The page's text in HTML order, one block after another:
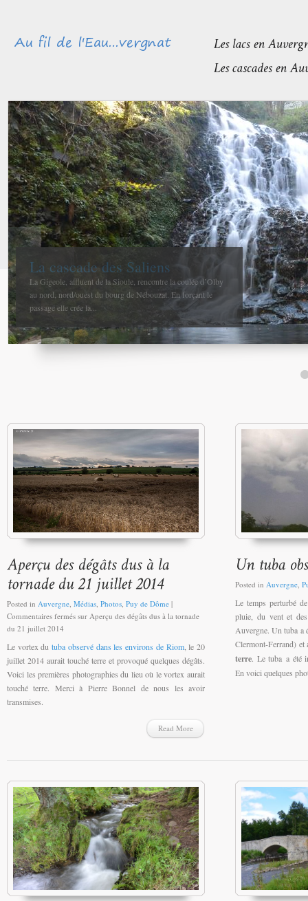
Méandres et boires de la Sioule
avant de rejoindre l’Allier
La confluence entre la Sioule et l’Allier se fait entre Contigny
et La Ferté-Hauterive peu après Saint-Pourçain sur-Sioule à...
Posted in Auvergne, Médias, Photos, Puy de Dôme |
Commentaires fermés sur Aperçu des dégâts dus à la tornade
du 21 juillet 2014
Le vortex dutuba observé dans les environs de Riom, le 20
juillet 2014 aurait touché terre et provoqué quelques dégâts.
Voici les premières photographies du lieu où le vortex aurait
touché terre. Merci à Pierre Bonnel de nous les avoir
transmises.
Read More
Posted in Auvergne
Le temps perturbé
pluie, du vent et
Auvergne. Un tuba a
Clermont-Ferrand) et
terre. Le tuba a été
En voici quelques